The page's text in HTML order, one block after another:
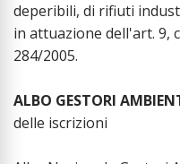
deperibili, di rifiuti
in attuazione dell'art. 9,
284/2005.
ALBO GESTORI
delle iscrizioni